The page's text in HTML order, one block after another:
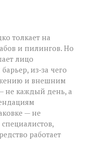
толкает на
и пилингов. Но
лицо
из‑за чего
и внешним
не каждый день, а
— не
работает